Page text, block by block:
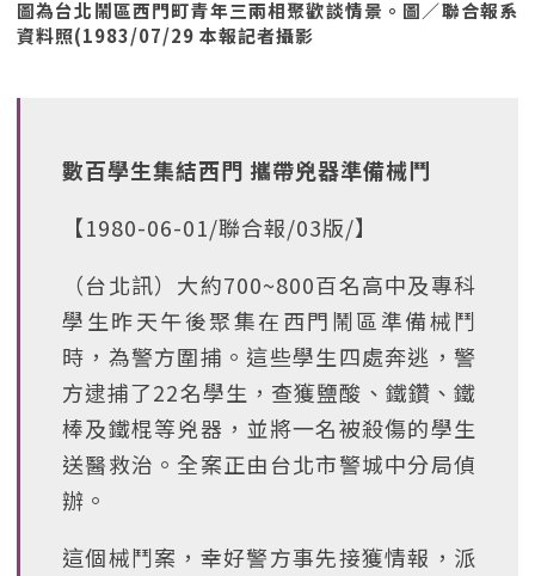
圖為台北鬧區西門町青年三兩相聚歡談情景。圖／聯合報系
資料照(1983/07/29 本報記者攝影
數百學生集結西門 攜帶兇器準備械鬥
【1980-06-01/聯合報/03版/】
（台北訊）大約700~800百名高中及專科
學生昨天午後聚集在西門鬧區準備械鬥
時，為警方圍捕。這些學生四處奔逃，警
方逮捕了22名學生，查獲鹽酸、鐵鑽、鐵
棒及鐵棍等兇器，並將一名被殺傷的學生
送醫救治。全案正由台北市警城中分局偵
辦。
這個械鬥案，幸好警方事先接獲情報，派